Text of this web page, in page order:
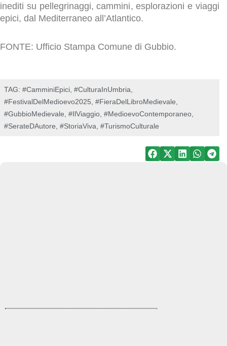
inediti su pellegrinaggi, cammini, esplorazioni e viaggi
epici, dal Mediterraneo all’Atlantico.
FONTE: Ufficio Stampa Comune di Gubbio.
TAG: #CamminiEpici #CulturaInUmbria
#FestivalDelMedioevo2025 #FieraDelLibroMedievale
#GubbioMedievale #IlViaggio #MedioevoContemporaneo
#SerateDAutore #StoriaViva #TurismoCulturale